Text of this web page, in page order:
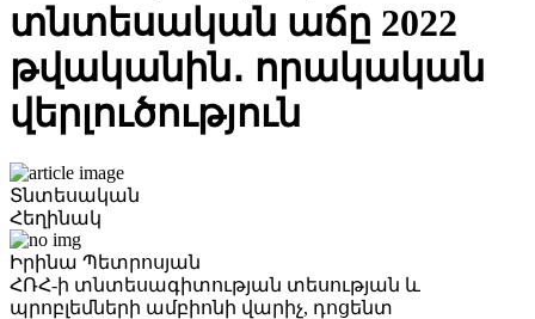
տնտեսական աճը 2022
թվականին․ որակական
վերլուծություն
Տնտեսական
Հեղինակ
Իրինա Պետրոսյան
ՀՌՀ-ի տնտեսագիտության տեսության և
պրոբլեմների ամբիոնի վարիչ, դոցենտ